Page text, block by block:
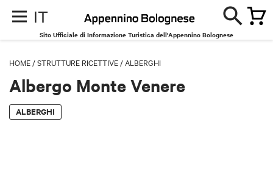
IT
Sito Ufficiale di Informazione Turistica dell'Appennino Bolognese
HOME /STRUTTURE RICETTIVE /ALBERGHI
Albergo Monte Venere
ALBERGHI